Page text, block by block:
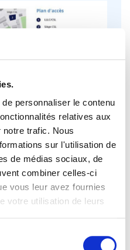
personnaliser le contenu
relatives aux
trafic. Nous
sur l'utilisation de
de médias sociaux, de
combiner celles-ci
vous leur avez fournies
votre utilisation de leurs
1726 Luxembourg